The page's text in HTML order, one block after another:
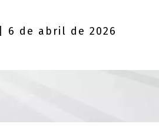
| 6 de abril de 2026